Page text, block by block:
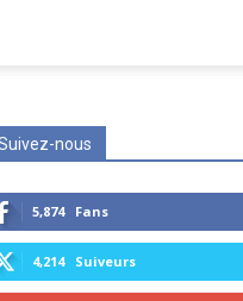
nous
5,874 Fans
4,214 Suiveurs